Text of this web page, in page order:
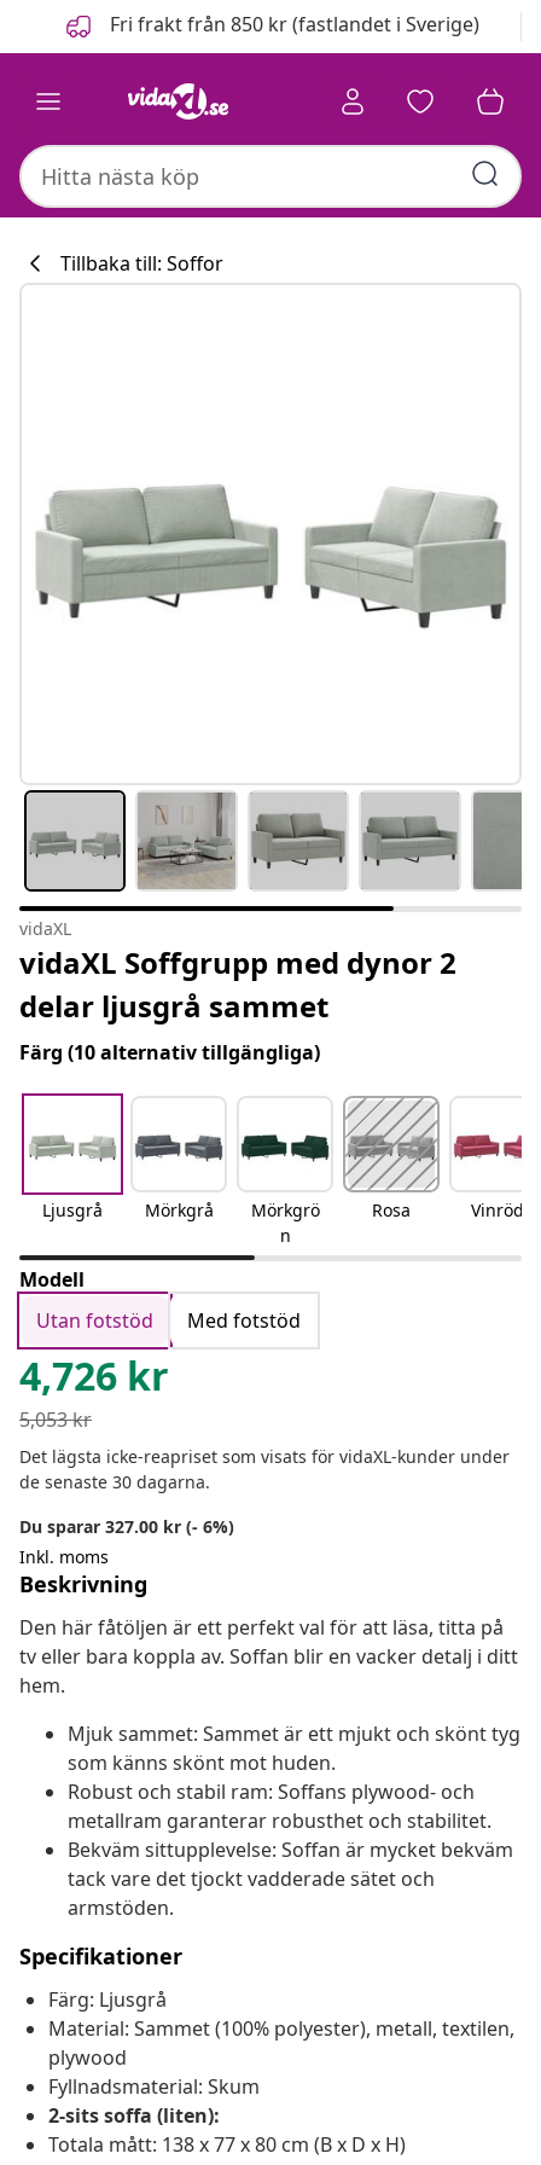
FöregåendeFri frakt från 850 kr (fastlandet i Sverige)
Tillbaka till: Soffor
vidaXL
vidaXL Soffgrupp med dynor 2
delar ljusgrå sammet
Färg (10 alternativ tillgängliga)
Ljusgrå Mörkgrå
Mörkgrö
n
Rosa Vinröd
Modell
Utan fotstöd
Med fotstöd
4,726 kr
5,053kr
Det lägsta icke-reapriset som visats för vidaXL-kunder under
de senaste 30 dagarna.
Du sparar 327.00 kr (- 6%)
Inkl. moms
Beskrivning
Den här fåtöljen är ett perfekt val för att läsa, titta på
tv eller bara koppla av. Soffan blir en vacker detalj i ditt
hem.
Mjuk sammet: Sammet är ett mjukt och skönt tyg
som känns skönt mot huden.
Robust och stabil ram: Soffans plywood- och
metallram garanterar robusthet och stabilitet.
Bekväm sittupplevelse: Soffan är mycket bekväm
tack vare det tjockt vadderade sätet och
armstöden.
Specifikationer
Färg: Ljusgrå
Material: Sammet (100% polyester), metall, textilen,
plywood
Fyllnadsmaterial: Skum
2-sits soffa (liten):
Totala mått: 138 x 77 x 80 cm (B x D x H)